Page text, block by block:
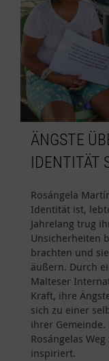
ÄNGSTE
IDENTITÄT
Rosángela
Identität ist,
Jahrelang trug
Unsicherheiten
brachten und
äußern. Durch
Malteser
Kraft, ihre
sich zu einer
ihrer
Rosángelas
inspiriert.